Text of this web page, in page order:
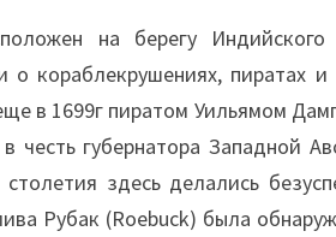
на берегу
о кораблекрушениях, пиратах
в 1699г пиратом Уильямом
честь губернатора Западной
столетия здесь делались
Рубак (Roebuck) была